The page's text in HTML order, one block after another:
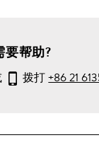
要帮助?
拨打+86 21